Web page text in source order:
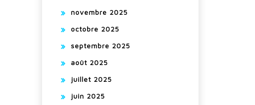
novembre 2025
octobre 2025
septembre 2025
août 2025
juillet 2025
juin 2025